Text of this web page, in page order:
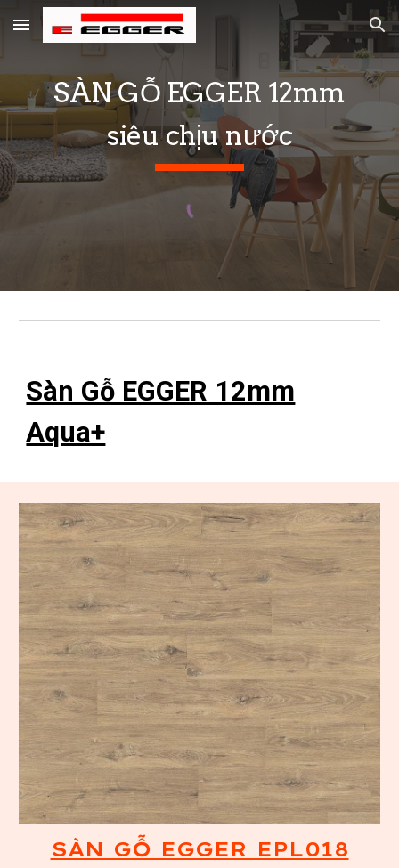
Skip to main content Skip to navigation
SÀN GỖ EGGER 12mm
siêu chịu nước
Sàn Gỗ EGGER 12mm
Aqua+
SÀN GỖ EGGER EPL018